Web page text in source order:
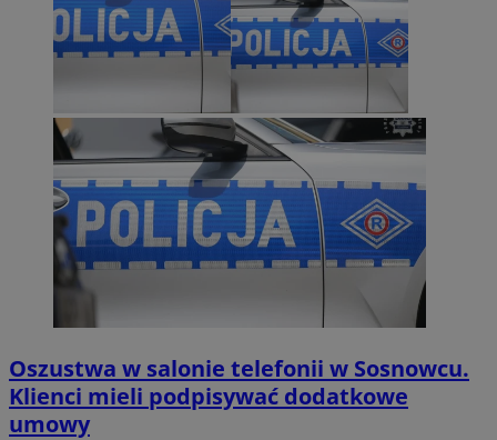
Oszustwa w salonie telefonii w Sosnowcu.
Klienci mieli podpisywać dodatkowe
umowy